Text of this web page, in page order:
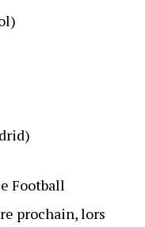
Football
prochain, lors